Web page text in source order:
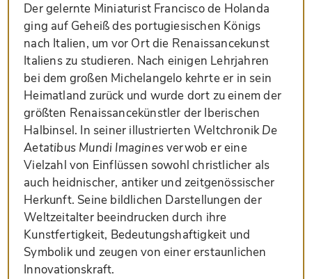
Der gelernte Miniaturist Francisco de Holanda
ging auf Geheiß des portugiesischen Königs
nach Italien, um vor Ort die Renaissancekunst
Italiens zu studieren. Nach einigen Lehrjahren
bei dem großen Michelangelo kehrte er in sein
Heimatland zurück und wurde dort zu einem der
größten Renaissancekünstler der Iberischen
Halbinsel. In seiner illustrierten WeltchronikDe
Aetatibus Mundi Imaginesverwob er eine
Vielzahl von Einflüssen sowohl christlicher als
auch heidnischer, antiker und zeitgenössischer
Herkunft. Seine bildlichen Darstellungen der
Weltzeitalter beeindrucken durch ihre
Kunstfertigkeit, Bedeutungshaftigkeit und
Symbolik und zeugen von einer erstaunlichen
Innovationskraft.